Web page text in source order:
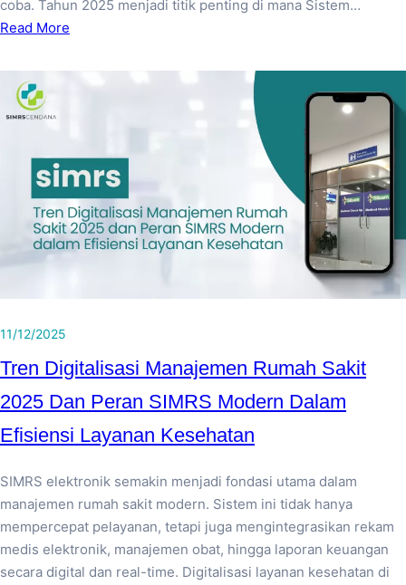
coba. Tahun 2025 menjadi titik penting di mana Sistem…
Read More
11/12/2025
Tren Digitalisasi Manajemen Rumah Sakit
2025 Dan Peran SIMRS Modern Dalam
Efisiensi Layanan Kesehatan
SIMRS elektronik semakin menjadi fondasi utama dalam
manajemen rumah sakit modern. Sistem ini tidak hanya
mempercepat pelayanan, tetapi juga mengintegrasikan rekam
medis elektronik, manajemen obat, hingga laporan keuangan
secara digital dan real-time. Digitalisasi layanan kesehatan di